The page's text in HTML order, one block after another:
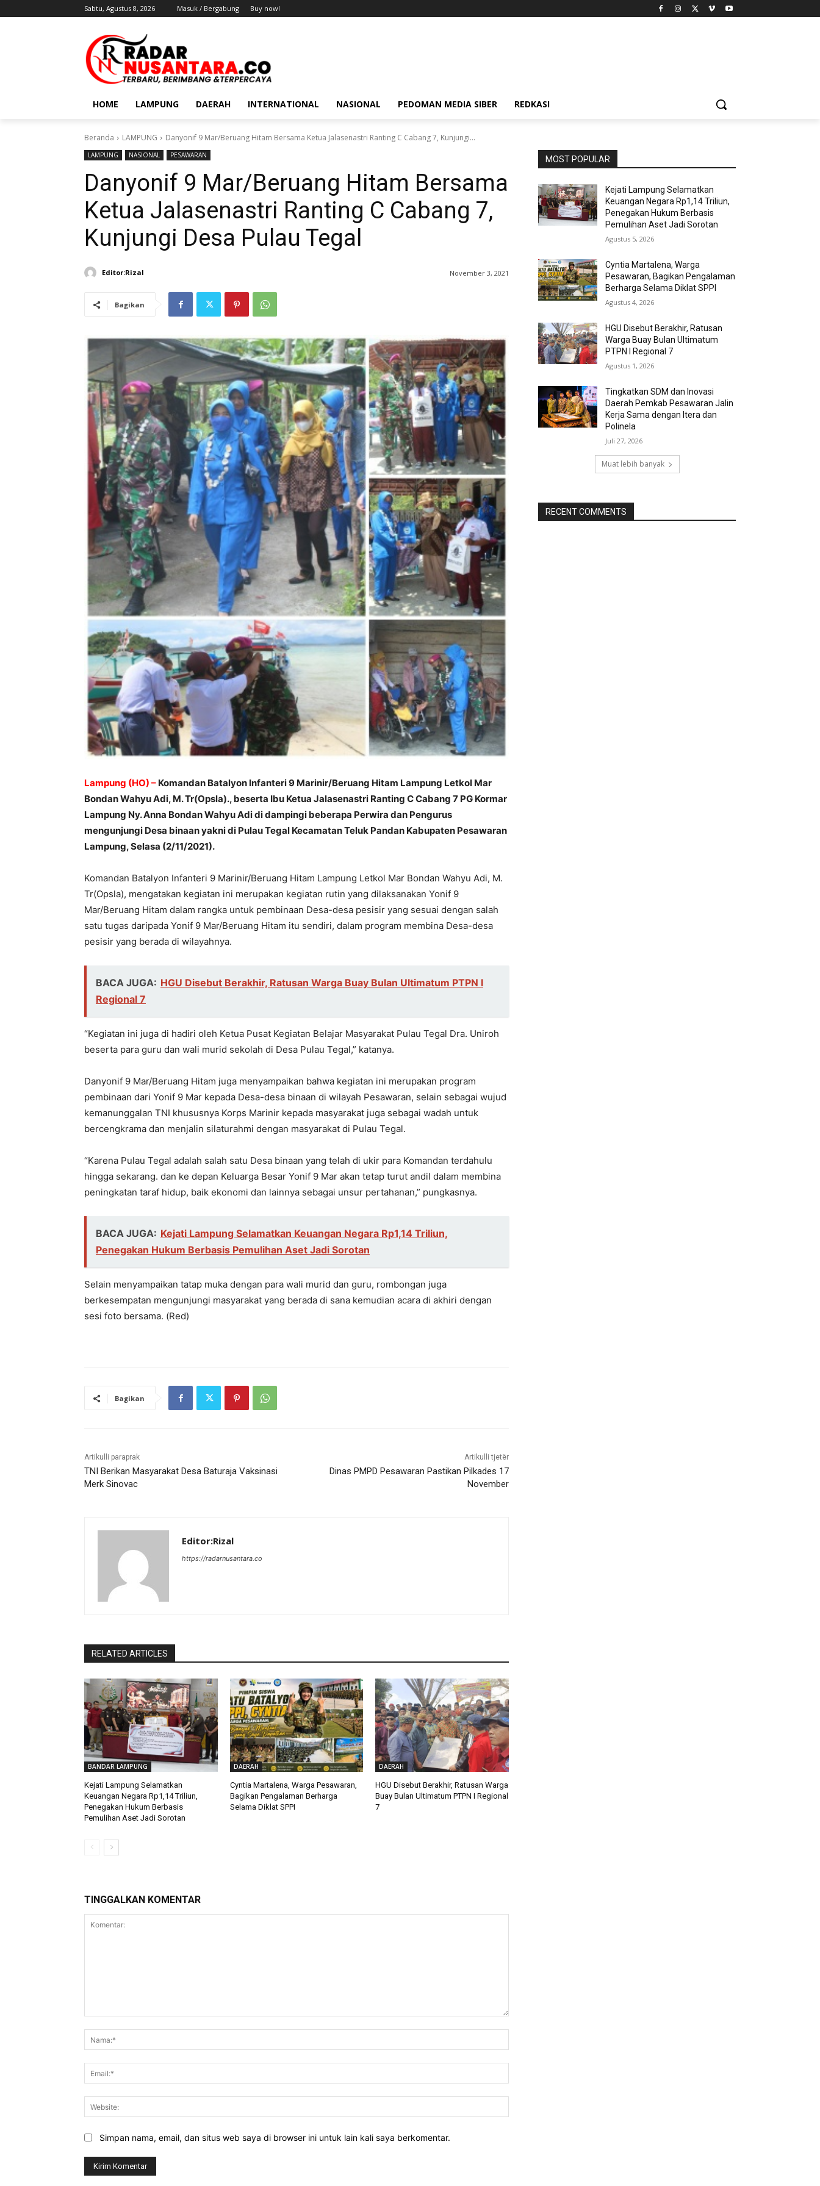
Sabtu, Agustus 8, 2026 Masuk / Bergabung Buy now!
HOME LAMPUNG DAERAH INTERNATIONAL NASIONAL PEDOMAN MEDIA SIBER REDKASI
Beranda LAMPUNG Danyonif 9 Mar/Beruang Hitam Bersama Ketua Jalasenastri Ranting C Cabang 7, Kunjungi...
LAMPUNG NASIONAL PESAWARAN
Danyonif 9 Mar/Beruang Hitam Bersama
Ketua Jalasenastri Ranting C Cabang 7,
Kunjungi Desa Pulau Tegal
Editor:Rizal November 3, 2021
Bagikan
Lampung (HO) – Komandan Batalyon Infanteri 9 Marinir/Beruang Hitam Lampung Letkol Mar
Bondan Wahyu Adi, M. Tr(Opsla)., beserta Ibu Ketua Jalasenastri Ranting C Cabang 7 PG Kormar
Lampung Ny. Anna Bondan Wahyu Adi di dampingi beberapa Perwira dan Pengurus
mengunjungi Desa binaan yakni di Pulau Tegal Kecamatan Teluk Pandan Kabupaten Pesawaran
Lampung, Selasa (2/11/2021).
Komandan Batalyon Infanteri 9 Marinir/Beruang Hitam Lampung Letkol Mar Bondan Wahyu Adi, M.
Tr(Opsla), mengatakan kegiatan ini merupakan kegiatan rutin yang dilaksanakan Yonif 9
Mar/Beruang Hitam dalam rangka untuk pembinaan Desa-desa pesisir yang sesuai dengan salah
satu tugas daripada Yonif 9 Mar/Beruang Hitam itu sendiri, dalam program membina Desa-desa
pesisir yang berada di wilayahnya.
BACA JUGA: HGU Disebut Berakhir, Ratusan Warga Buay Bulan Ultimatum PTPN I
Regional 7
“Kegiatan ini juga di hadiri oleh Ketua Pusat Kegiatan Belajar Masyarakat Pulau Tegal Dra. Uniroh
beserta para guru dan wali murid sekolah di Desa Pulau Tegal,” katanya.
Danyonif 9 Mar/Beruang Hitam juga menyampaikan bahwa kegiatan ini merupakan program
pembinaan dari Yonif 9 Mar kepada Desa-desa binaan di wilayah Pesawaran, selain sebagai wujud
kemanunggalan TNI khususnya Korps Marinir kepada masyarakat juga sebagai wadah untuk
bercengkrama dan menjalin silaturahmi dengan masyarakat di Pulau Tegal.
“Karena Pulau Tegal adalah salah satu Desa binaan yang telah di ukir para Komandan terdahulu
hingga sekarang. dan ke depan Keluarga Besar Yonif 9 Mar akan tetap turut andil dalam membina
peningkatan taraf hidup, baik ekonomi dan lainnya sebagai unsur pertahanan,” pungkasnya.
BACA JUGA: Kejati Lampung Selamatkan Keuangan Negara Rp1,14 Triliun,
Penegakan Hukum Berbasis Pemulihan Aset Jadi Sorotan
Selain menyampaikan tatap muka dengan para wali murid dan guru, rombongan juga
berkesempatan mengunjungi masyarakat yang berada di sana kemudian acara di akhiri dengan
sesi foto bersama. (Red)
Bagikan
Artikulli paraprak
TNI Berikan Masyarakat Desa Baturaja Vaksinasi
Merk Sinovac
Artikulli tjetër
Dinas PMPD Pesawaran Pastikan Pilkades 17
November
Editor:Rizal
https://radarnusantara.co
RELATED ARTICLES
BANDAR LAMPUNG
Kejati Lampung Selamatkan
Keuangan Negara Rp1,14 Triliun,
Penegakan Hukum Berbasis
Pemulihan Aset Jadi Sorotan
DAERAH
Cyntia Martalena, Warga Pesawaran,
Bagikan Pengalaman Berharga
Selama Diklat SPPI
DAERAH
HGU Disebut Berakhir, Ratusan Warga
Buay Bulan Ultimatum PTPN I Regional
7
TINGGALKAN KOMENTAR
Simpan nama, email, dan situs web saya di browser ini untuk lain kali saya berkomentar.
MOST POPULAR
Kejati Lampung Selamatkan
Keuangan Negara Rp1,14 Triliun,
Penegakan Hukum Berbasis
Pemulihan Aset Jadi Sorotan
Agustus 5, 2026
Cyntia Martalena, Warga
Pesawaran, Bagikan Pengalaman
Berharga Selama Diklat SPPI
Agustus 4, 2026
HGU Disebut Berakhir, Ratusan
Warga Buay Bulan Ultimatum
PTPN I Regional 7
Agustus 1, 2026
Tingkatkan SDM dan Inovasi
Daerah Pemkab Pesawaran Jalin
Kerja Sama dengan Itera dan
Polinela
Juli 27, 2026
Muat lebih banyak
RECENT COMMENTS